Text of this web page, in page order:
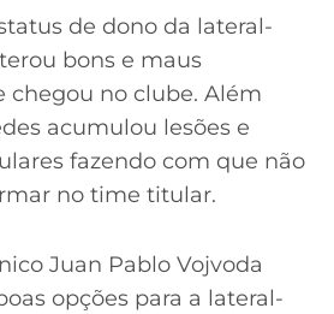
de dono da lateral-
bons e maus
chegou no clube. Além
acumulou lesões e
fazendo com que não
no time titular.
Juan Pablo Vojvoda
opções para a lateral-